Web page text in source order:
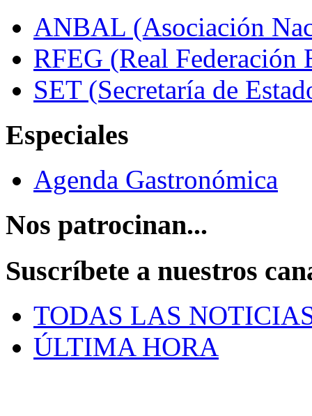
ANBAL (Asociación
RFEG (Real Federación
SET (Secretaría de
Especiales
Agenda Gastronómica
Nos patrocinan...
Suscríbete a nuestros
TODAS LAS
ÚLTIMA HORA